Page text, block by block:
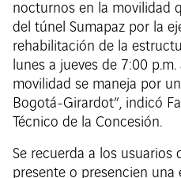
nocturnos en la movilidad
del túnel Sumapaz por la
rehabilitación de la
lunes a jueves de 7:00
movilidad se maneja por
Bogotá-Girardot”, indicó
Técnico de la Concesión.
Se recuerda a los usuarios
presente o presencien una